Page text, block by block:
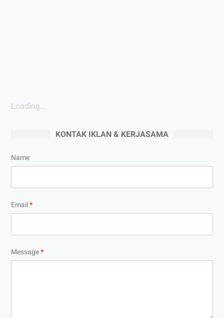
Loading...
KONTAK IKLAN & KERJASAMA
Name
Email *
Message*